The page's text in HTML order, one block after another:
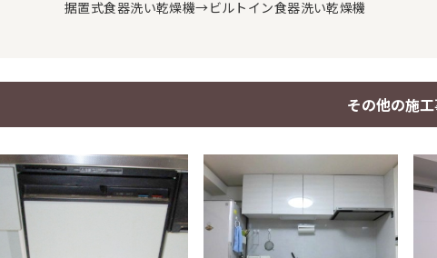
据置式食器洗い乾燥機→ビルトイン食器洗い乾燥機
その他の施